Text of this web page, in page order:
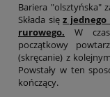
Bariera "olsztyńska"
Składa sięz jednego
rurowego. W
początkowy
(skręcanie) z
Powstały w ten
kończący.